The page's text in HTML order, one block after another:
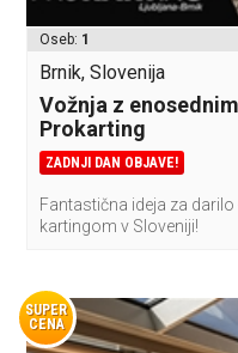
Oseb: 1
Brnik, Slovenija
Vožnja z
Prokarting
ZADNJI DAN OBJAVE!
Fantastična ideja za
kartingom v Sloveniji!
SUPER
CENA